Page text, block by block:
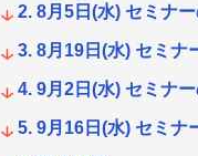
8月5日(水) セミナ
8月19日(水) セミナ
9月2日(水) セミナ
9月16日(水) セミナ